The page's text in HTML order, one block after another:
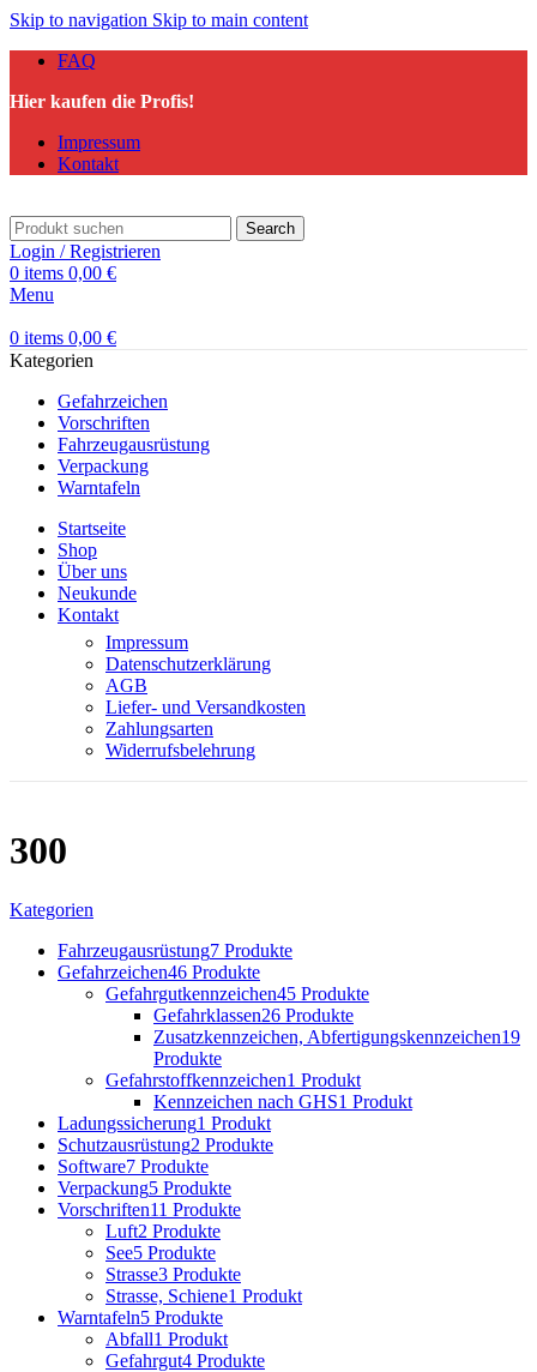
Skip to navigation Skip to main content
FAQ
Hier kaufen die Profis!
Impressum
Kontakt
Search
Login / Registrieren
0 items 0,00 €
Menu
0 items 0,00 €
Kategorien
Gefahrzeichen
Vorschriften
Fahrzeugausrüstung
Verpackung
Warntafeln
Startseite
Shop
Über uns
Neukunde
Kontakt
Impressum
Datenschutzerklärung
AGB
Liefer- und Versandkosten
Zahlungsarten
Widerrufsbelehrung
300
Kategorien
Fahrzeugausrüstung7 Produkte
Gefahrzeichen46 Produkte
Gefahrgutkennzeichen45 Produkte
Gefahrklassen26 Produkte
Zusatzkennzeichen, Abfertigungskennzeichen19
Produkte
Gefahrstoffkennzeichen1 Produkt
Kennzeichen nach GHS1 Produkt
Ladungssicherung1 Produkt
Schutzausrüstung2 Produkte
Software7 Produkte
Verpackung5 Produkte
Vorschriften11 Produkte
Luft2 Produkte
See5 Produkte
Strasse3 Produkte
Strasse, Schiene1 Produkt
Warntafeln5 Produkte
Abfall1 Produkt
Gefahrgut4 Produkte